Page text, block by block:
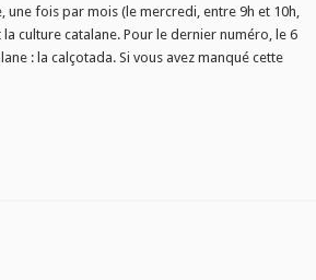
fois par mois (le mercredi, entre 9h et 10h,
culture catalane. Pour le dernier numéro, le 6
: la calçotada. Si vous avez manqué cette